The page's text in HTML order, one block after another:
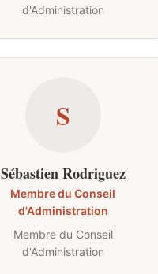
d'Administration
S
Sébastien Rodriguez
Membre du Conseil
d'Administration
Membre du Conseil
d'Administration